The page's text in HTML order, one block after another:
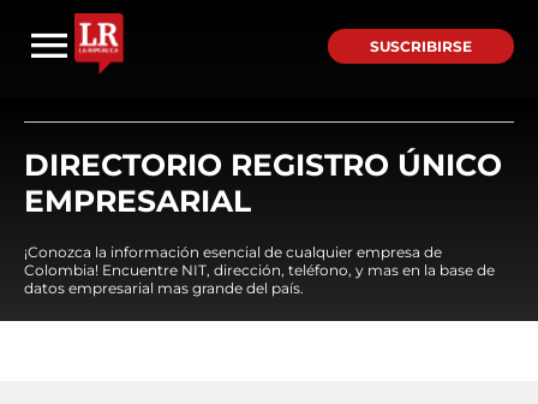
SUSCRIBIRSE
DIRECTORIO REGISTRO ÚNICO
EMPRESARIAL
¡Conozca la información esencial de cualquier empresa de
Colombia! Encuentre NIT, dirección, teléfono, y mas en la base de
datos empresarial mas grande del país.